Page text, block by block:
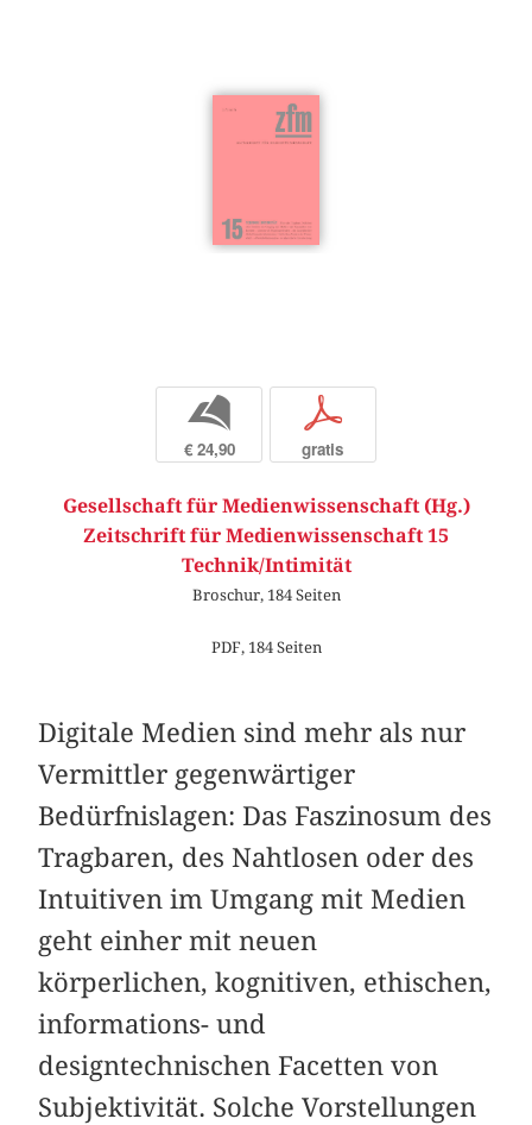
b
€ 24,90
p
gratis
Gesellschaft für Medienwissenschaft (Hg.)
Zeitschrift für Medienwissenschaft 15
Technik/Intimität
Broschur, 184 Seiten
PDF, 184 Seiten
Digitale Medien sind mehr als nur
Vermittler gegenwärtiger
Bedürfnislagen: Das Faszinosum des
Tragbaren, des Nahtlosen oder des
Intuitiven im Umgang mit Medien
geht einher mit neuen
körperlichen, kognitiven, ethischen,
informations- und
designtechnischen Facetten von
Subjektivität. Solche Vorstellungen